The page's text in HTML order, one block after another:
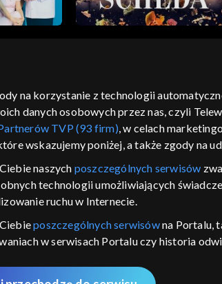
Zjednoczone ,
TVP
moje zgody pomoc kontakt
na korzystanie z technologii
danych osobowych przez nas, czyli
TVP (93 firm), w celach
wskazujemy poniżej, a także zgody na
naszych poszczególnych serwisów
technologii umożliwiających
ruchu w Internecie.
poszczególnych serwisówna Portalu,
w serwisach Portalu czy historia
reklam, tworzenia profilu